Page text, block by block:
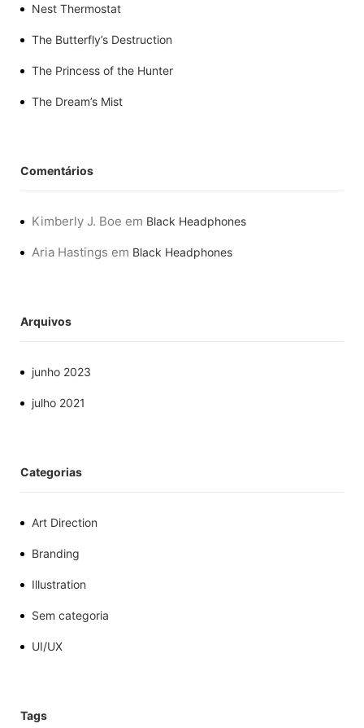
Nest Thermostat
The Butterfly’s Destruction
The Princess of the Hunter
The Dream’s Mist
Comentários
Kimberly J. Boe em Black Headphones
Aria Hastings em Black Headphones
Arquivos
junho 2023
julho 2021
Categorias
Art Direction
Branding
Illustration
Sem categoria
UI/UX